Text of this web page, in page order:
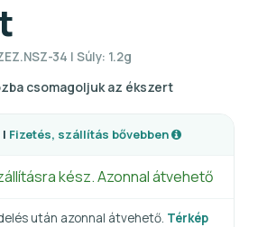
34 | Súly: 1.2g
csomagoljuk az ékszert
Fizetés, szállítás bővebben
kész. Azonnal átvehető
után azonnal átvehető. Térkép